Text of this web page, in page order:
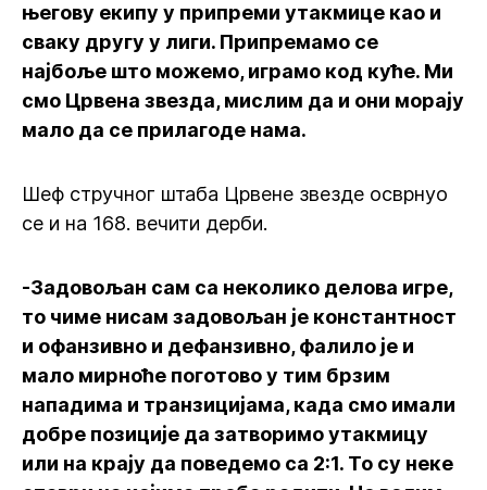
његову екипу у припреми утакмице као и
сваку другу у лиги. Припремамо се
најбоље што можемо, играмо код куће. Ми
смо Црвена звезда, мислим да и они морају
мало да се прилагоде нама.
Шеф стручног штаба Црвене звезде осврнуо
се и на 168. вечити дерби.
-Задовољан сам са неколико делова игре,
то чиме нисам задовољан је константност
и офанзивно и дефанзивно, фалило је и
мало мирноће поготово у тим брзим
нападима и транзицијама, када смо имали
добре позиције да затворимо утакмицу
или на крају да поведемо са 2:1. То су неке